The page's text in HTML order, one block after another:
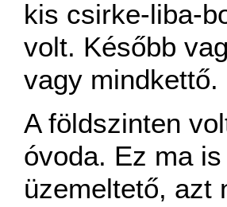
kis csirke-liba-
volt. Később
vagy mindkettő.
A földszinten
óvoda. Ez ma
üzemeltető, azt